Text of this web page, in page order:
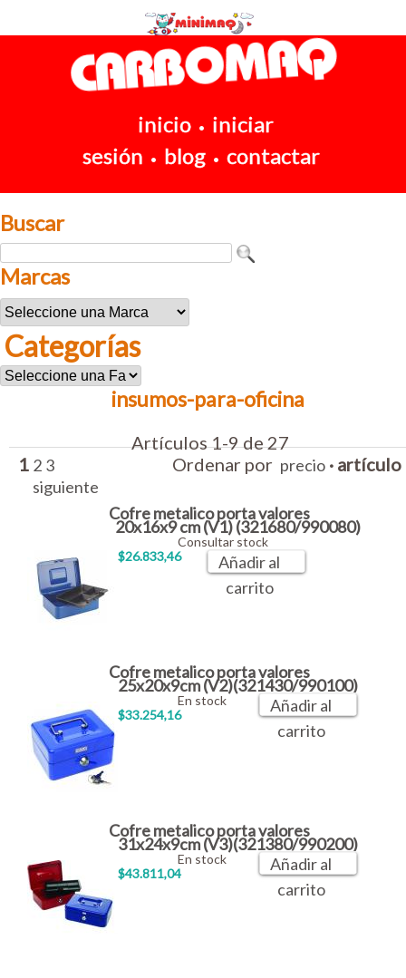
inicio • iniciar
sesión • blog • contactar
Buscar
Marcas
Categorías
insumos-para-oficina
Artículos 1-9 de 27
1 2 3
siguiente
Ordenar por precio · artículo
Cofre metalico porta valores
20x16x9 cm (V1) (321680/990080)
$26.833,46
Consultar stock
Añadir al
carrito
Cofre metalico porta valores
25x20x9cm (V2)(321430/990100)
$33.254,16
En stock
Añadir al
carrito
Cofre metalico porta valores
31x24x9cm (V3)(321380/990200)
$43.811,04
En stock
Añadir al
carrito